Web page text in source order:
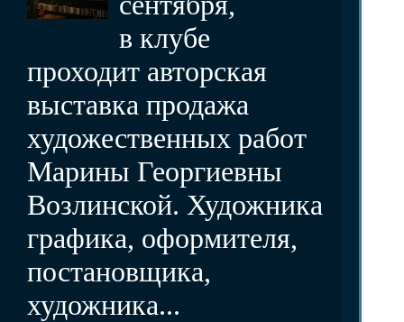
в клубе
проходит авторская
выставка продажа
художественных работ
Марины Георгиевны
Возлинской. Художника
графика, оформителя,
постановщика,
художника...